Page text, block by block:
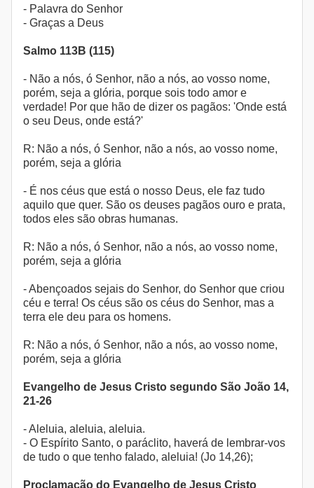
- Palavra do Senhor
- Graças a Deus
Salmo 113B (115)
- Não a nós, ó Senhor, não a nós, ao vosso nome,
porém, seja a glória, porque sois todo amor e
verdade! Por que hão de dizer os pagãos: 'Onde está
o seu Deus, onde está?'
R: Não a nós, ó Senhor, não a nós, ao vosso nome,
porém, seja a glória
- É nos céus que está o nosso Deus, ele faz tudo
aquilo que quer. São os deuses pagãos ouro e prata,
todos eles são obras humanas.
R: Não a nós, ó Senhor, não a nós, ao vosso nome,
porém, seja a glória
- Abençoados sejais do Senhor, do Senhor que criou
céu e terra! Os céus são os céus do Senhor, mas a
terra ele deu para os homens.
R: Não a nós, ó Senhor, não a nós, ao vosso nome,
porém, seja a glória
Evangelho de Jesus Cristo segundo São João 14,
21-26
- Aleluia, aleluia, aleluia.
- O Espírito Santo, o paráclito, haverá de lembrar-vos
de tudo o que tenho falado, aleluia! (Jo 14,26);
Proclamação do Evangelho de Jesus Cristo